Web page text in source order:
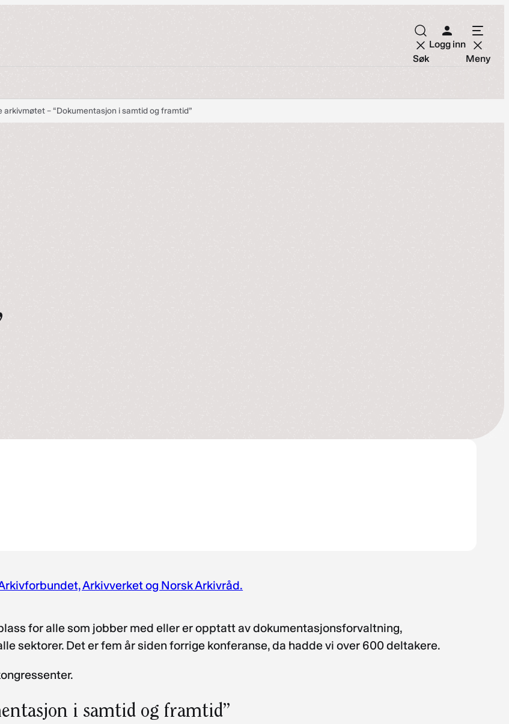
Søk
Logg inn
Meny
arkivmøtet – “Dokumentasjon i samtid og framtid”
Arkivverket og Norsk Arkivråd.
for alle som jobber med eller er opptatt av dokumentasjonsforvaltning,
sektorer. Det er fem år siden forrige konferanse, da hadde vi over 600 deltakere.
i samtid og framtid”